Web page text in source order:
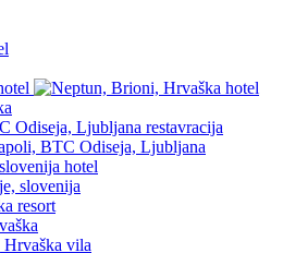
BTC Odiseja, Ljubljana
slovenija